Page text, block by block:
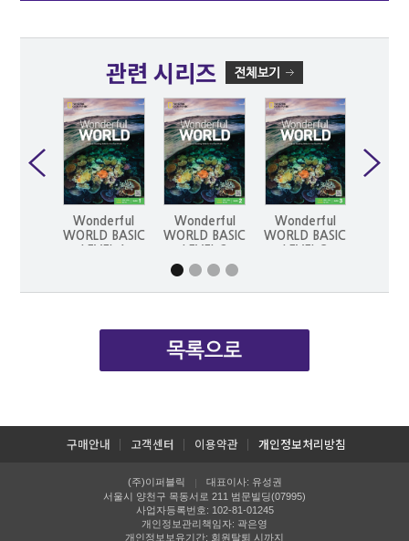
관련 시리즈
Wonderful
WORLD BASIC
Wonderful
WORLD BASIC
Wonderful
WORLD BASIC
구매안내 고객센터 이용약관 개인정보처리방침
(주)이퍼블릭 |
대표이사: 유성권
서울시 양천구 목동서로 211 범문빌딩(07995)
사업자등록번호: 102-81-01245
개인정보관리책임자: 곽은영
개인정보보유기간: 회원탈퇴 시까지